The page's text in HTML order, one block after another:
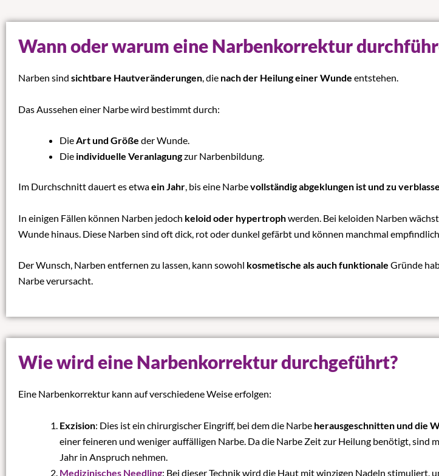
Wann oder warum eine Narbenkorrektur
Narben sind sichtbare Hautveränderungen, die nach der Heilung einer Wunde entstehen.
Das Aussehen einer Narbe wird bestimmt durch:
DieArt und Größe der Wunde.
Die individuelle Veranlagungzur Narbenbildung.
Im Durchschnitt dauert es etwaein Jahr, bis eine Narbevollständig abgeklungen ist und zu
In einigen Fällen können Narben jedoch keloid oder hypertrophwerden. Bei keloiden Narben
Wunde hinaus. Diese Narben sind oft dick, rot oder dunkel gefärbt und können manchmal empfindlich
Der Wunsch, Narben entfernen zu lassen, kann sowohl kosmetische als auch funktionale Gründe
Narbe verursacht.
Wie wird eine Narbenkorrektur durchgeführt?
Eine Narbenkorrektur kann auf verschiedene Weise erfolgen:
Exzision: Dies ist ein chirurgischer Eingriff, bei dem die Narbe herausgeschnitten und die
einer feineren und weniger auffälligen Narbe. Da die Narbe Zeit zur Heilung benötigt, sind
Jahr in Anspruch nehmen.
Medizinisches Needling: Bei dieser Technik wird die Haut mit winzigen Nadeln stimuliert,